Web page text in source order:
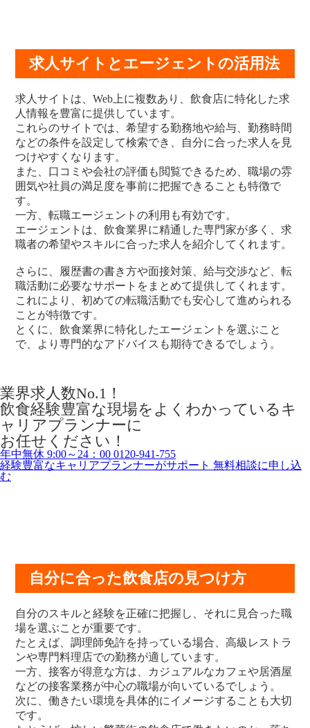
求人サイトとエージェントの活用法
求人サイトは、Web上に複数あり、飲食店に特化した求
人情報を豊富に提供しています。
これらのサイトでは、希望する勤務地や給与、勤務時間
などの条件を設定して検索でき、自分に合った求人を見
つけやすくなります。
また、口コミや会社の評価も閲覧できるため、職場の雰
囲気や社員の満足度を事前に把握できることも特徴で
す。
一方、転職エージェントの利用も有効です。
エージェントは、飲食業界に精通した専門家が多く、求
職者の希望やスキルに合った求人を紹介してくれます。
さらに、履歴書の書き方や面接対策、給与交渉など、転
職活動に必要なサポートをまとめて提供してくれます。
これにより、初めての転職活動でも安心して進められる
ことが特徴です。
とくに、飲食業界に特化したエージェントを選ぶこと
で、より専門的なアドバイスも期待できるでしょう。
業界求人数No.1！
飲食経験豊富な現場をよくわかっているキ
ャリアプランナーに
お任せください！
年中無休 9:00～24：00 0120-941-755
経験豊富なキャリアプランナーがサポート 無料相談に申し込
む
自分に合った飲食店の見つけ方
自分のスキルと経験を正確に把握し、それに見合った職
場を選ぶことが重要です。
たとえば、調理師免許を持っている場合、高級レストラ
ンや専門料理店での勤務が適しています。
一方、接客が得意な方は、カジュアルなカフェや居酒屋
などの接客業務が中心の職場が向いているでしょう。
次に、働きたい環境を具体的にイメージすることも大切
です。